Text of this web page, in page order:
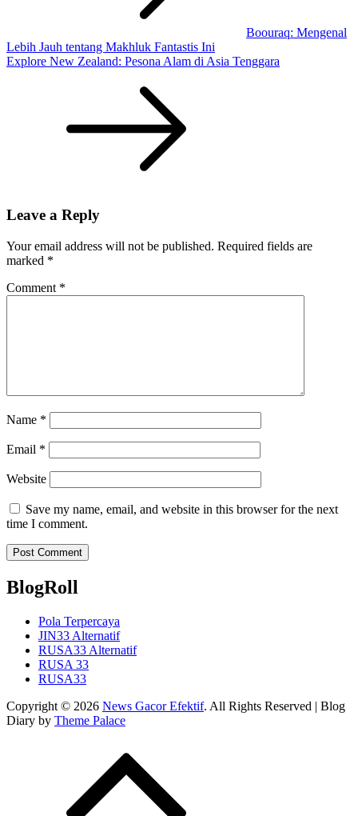
Boouraq: Mengenal
Lebih Jauh tentang Makhluk Fantastis Ini
Explore New Zealand: Pesona Alam di Asia Tenggara
Leave a Reply
Your email address will not be published. Required fields are
marked *
Comment *
Name *
Email *
Website
Save my name, email, and website in this browser for the next
time I comment.
BlogRoll
Pola Terpercaya
JIN33 Alternatif
RUSA33 Alternatif
RUSA 33
RUSA33
Copyright © 2026 News Gacor Efektif. All Rights Reserved | Blog
Diary by Theme Palace